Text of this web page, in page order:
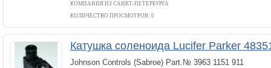
КОМПАНИЯ ИЗ САНКТ-ПЕТЕРБУРГА
КОЛИЧЕСТВО ПРОСМОТРОВ: 0
Катушка соленоида Lucifer Parker
Johnson Controls (Sabroe) Part.№ 3963 1151 911